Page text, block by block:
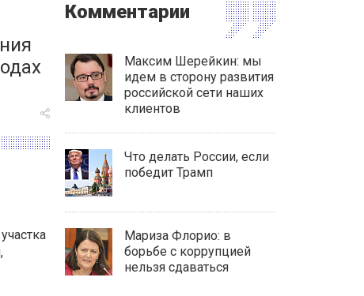
Комментарии
Максим Шерейкин: мы
идем в сторону развития
российской сети наших
клиентов
Что делать России, если
победит Трамп
Мариза Флорио: в
борьбе с коррупцией
нельзя сдаваться